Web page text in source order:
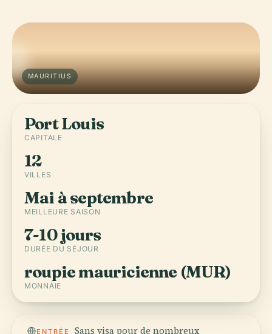
MAURITIUS
Port Louis
CAPITALE
12
VILLES
Mai à septembre
MEILLEURE SAISON
7-10 jours
DURÉE DU SÉJOUR
roupie mauricienne (MUR)
MONNAIE
ENTRÉE
Sans visa pour de nombreux